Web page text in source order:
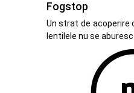
Fogstop
Un strat de acoperire
lentilele nu se